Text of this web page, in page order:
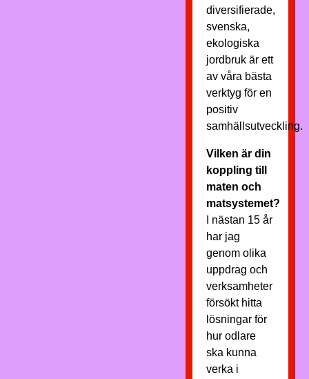
diversifierade,
svenska,
ekologiska
jordbruk är ett
av våra bästa
verktyg för en
positiv
samhällsutveckling.
Vilken är din
koppling till
maten och
matsystemet?
I nästan 15 år
har jag
genom olika
uppdrag och
verksamheter
försökt hitta
lösningar för
hur odlare
ska kunna
verka i